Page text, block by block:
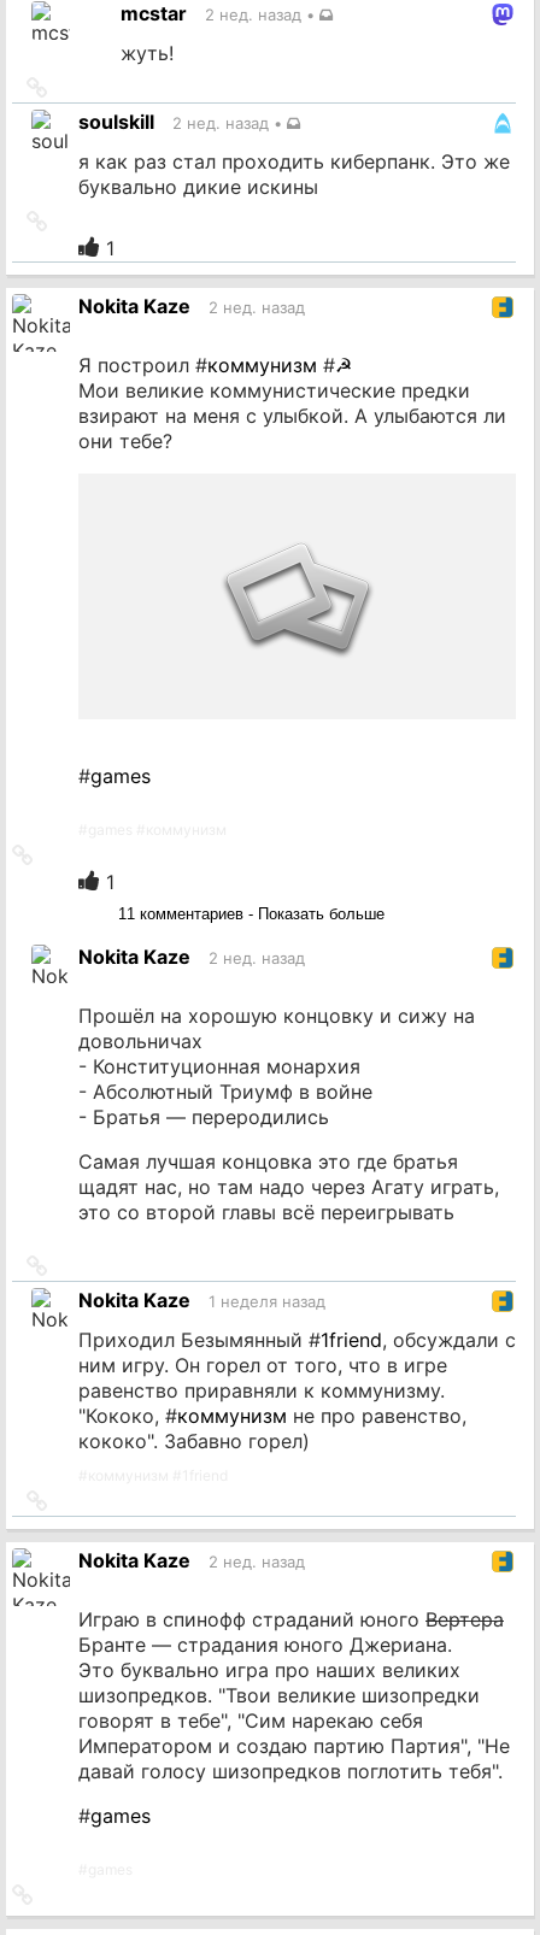
mcstar 2 нед. назад •
жуть!
на
источник
soulskill 2 нед. назад •
я как раз стал проходить киберпанк. Это же
буквально дикие искины
источник
1
Nokita Kaze 2 нед. назад
Я построил #коммунизм #☭
Мои великие коммунистические предки
взирают на меня с улыбкой. А улыбаются ли
они тебе?
#games
источник
1
11 комментариев - Показать больше
Nokita Kaze 2 нед. назад
Прошёл на хорошую концовку и сижу на
довольничах
- Конституционная монархия
- Абсолютный Триумф в войне
- Братья — переродились
Самая лучшая концовка это где братья
щадят нас, но там надо через Агату играть,
это со второй главы всё переигрывать
на
источник
Nokita Kaze 1 неделя назад
Приходил Безымянный #1friend, обсуждали с
ним игру. Он горел от того, что в игре
равенство приравняли к коммунизму.
"Кококо, #коммунизм не про равенство,
кококо". Забавно горел)
на
источник
Nokita Kaze 2 нед. назад
Играю в спинофф страданий юного Вертера
Бранте — страдания юного Джериана.
Это буквально игра про наших великих
шизопредков. "Твои великие шизопредки
говорят в тебе", "Сим нарекаю себя
Императором и создаю партию Партия", "Не
давай голосу шизопредков поглотить тебя".
#games
на